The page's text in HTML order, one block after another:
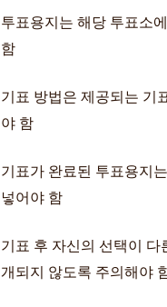
투표용지는 해당 투표소
함
기표 방법은 제공되는 기
야 함
기표가 완료된 투표용지
넣어야 함
기표 후 자신의 선택이 다
개되지 않도록 주의해야